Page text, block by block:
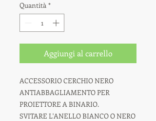
Quantità *
Aggiungi al carrello
ACCESSORIO CERCHIO NERO
ANTIABBAGLIAMENTO PER
PROIETTORE A BINARIO.
SVITARE L'ANELLO BIANCO O NERO